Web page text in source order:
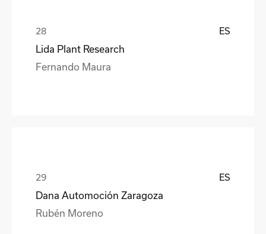
ES
Lida Plant Research
Fernando Maura
ES
Dana Automoción Zaragoza
Rubén Moreno